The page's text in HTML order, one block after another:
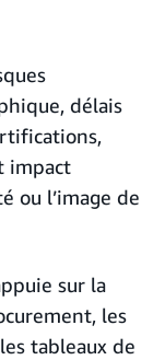
délais
impact
ou l’image de
sur la
les
tableaux de